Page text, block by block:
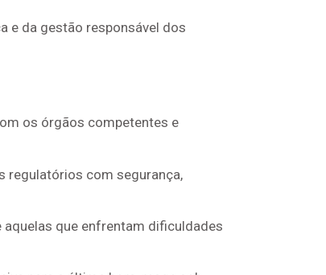
e da gestão responsável dos
os órgãos competentes e
regulatórios com segurança,
que enfrentam dificuldades